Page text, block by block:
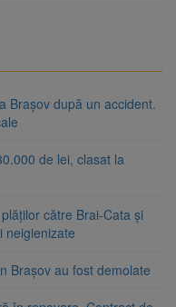
Brașov după un accident.
de lei, clasat la
către Brai-Cata și
neigienizate
Brașov au fost demolate